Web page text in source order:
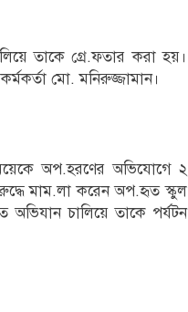
তাকে গ্রে.ফতার করা হয়।
মো. মনিরুজ্জামান।
অপ.হরণের অভিযোগে ২
মাম.লা করেন অপ.হৃত স্কুল
অভিযান চালিয়ে তাকে পর্যটন